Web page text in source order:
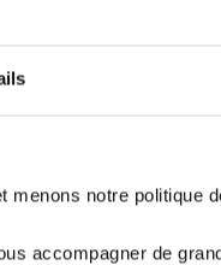
notre politique
accompagner de
moyens
pour la majorité des
de chargement,
star du
une référence